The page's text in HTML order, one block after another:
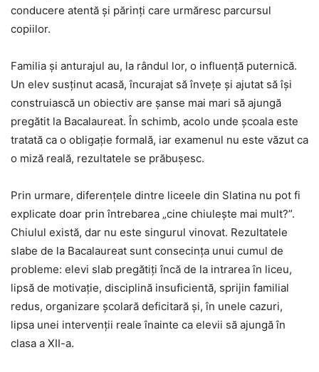
conducere atentă și părinți care urmăresc parcursul
copiilor.
Familia și anturajul au, la rândul lor, o influență puternică.
Un elev susținut acasă, încurajat să învețe și ajutat să își
construiască un obiectiv are șanse mai mari să ajungă
pregătit la Bacalaureat. În schimb, acolo unde școala este
tratată ca o obligație formală, iar examenul nu este văzut ca
o miză reală, rezultatele se prăbușesc.
Prin urmare, diferențele dintre liceele din Slatina nu pot fi
explicate doar prin întrebarea „cine chiulește mai mult?”.
Chiulul există, dar nu este singurul vinovat. Rezultatele
slabe de la Bacalaureat sunt consecința unui cumul de
probleme: elevi slab pregătiți încă de la intrarea în liceu,
lipsă de motivație, disciplină insuficientă, sprijin familial
redus, organizare școlară deficitară și, în unele cazuri,
lipsa unei intervenții reale înainte ca elevii să ajungă în
clasa a XII-a.